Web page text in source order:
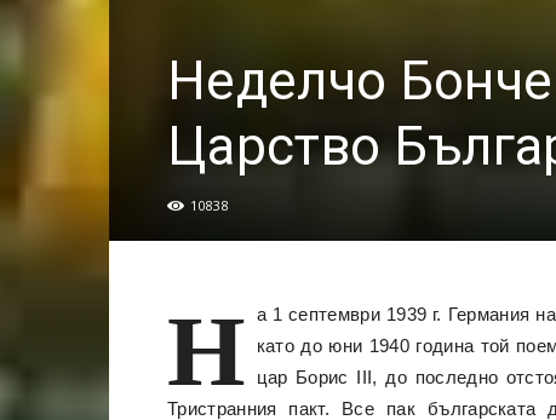
Неделчо
Царство
10838
Н а 1 септември 1939 г. Германия
като до юни 1940 година той
цар Борис ІІІ, до последно
Тристранния пакт. Все пак